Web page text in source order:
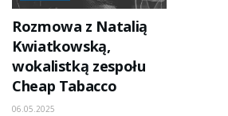
Rozmowa z Natalią
Kwiatkowską,
wokalistką zespołu
Cheap Tabacco
06.05.2025